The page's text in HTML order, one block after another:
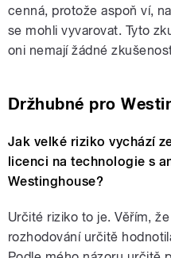
cenná, protože aspoň ví,
se mohli vyvarovat. Tyto
oni nemají žádné
Držhubné pro
Jak velké riziko vychází
licenci na technologie s
Westinghouse?
Určité riziko to je. Věřím,
rozhodování určitě